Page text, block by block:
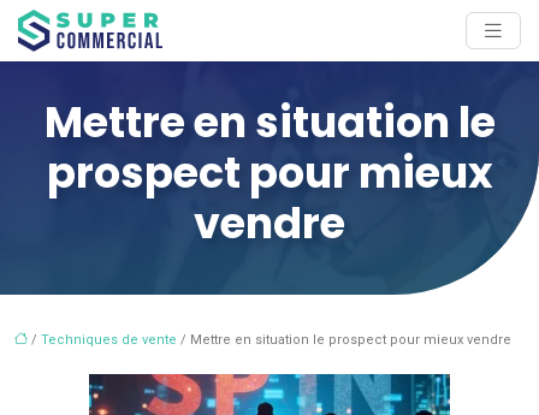
Mettre en situation le
prospect pour mieux
vendre
/ Techniques de vente / Mettre en situation le prospect pour mieux vendre